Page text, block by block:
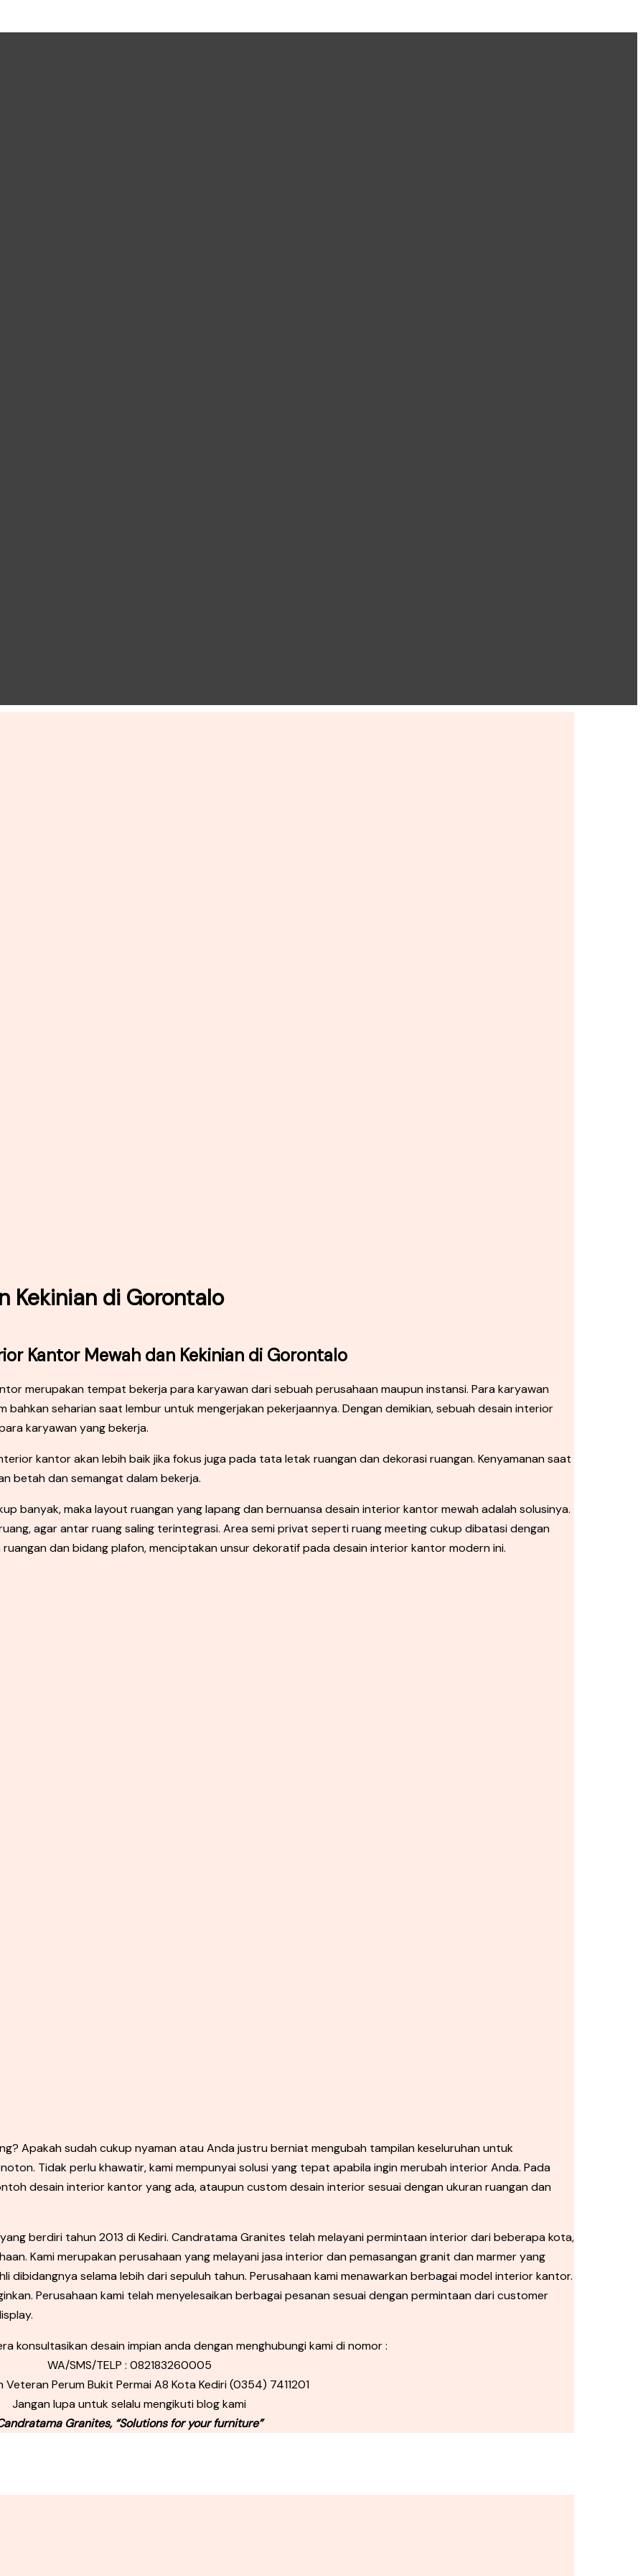
Kekinian di Gorontalo
Kantor Mewah dan Kekinian di Gorontalo
merupakan tempat bekerja para karyawan dari sebuah perusahaan maupun instansi. Para karyawan
seharian saat lembur untuk mengerjakan pekerjaannya. Dengan demikian, sebuah desain interior
karyawan yang bekerja.
kantor akan lebih baik jika fokus juga pada tata letak ruangan dan dekorasi ruangan. Kenyamanan saat
betah dan semangat dalam bekerja.
banyak, maka layout ruangan yang lapang dan bernuansa desain interior kantor mewah adalah solusinya.
agar antar ruang saling terintegrasi. Area semi privat seperti ruang meeting cukup dibatasi dengan
dan bidang plafon, menciptakan unsur dekoratif pada desain interior kantor modern ini.
Apakah sudah cukup nyaman atau Anda justru berniat mengubah tampilan keseluruhan untuk
Tidak perlu khawatir, kami mempunyai solusi yang tepat apabila ingin merubah interior Anda. Pada
desain interior kantor yang ada, ataupun custom desain interior sesuai dengan ukuran ruangan dan
berdiri tahun 2013 di Kediri. Candratama Granites telah melayani permintaan interior dari beberapa kota,
Kami merupakan perusahaan yang melayani jasa interior dan pemasangan granit dan marmer yang
dibidangnya selama lebih dari sepuluh tahun. Perusahaan kami menawarkan berbagai model interior kantor.
Perusahaan kami telah menyelesaikan berbagai pesanan sesuai dengan permintaan dari customer
konsultasikan desain impian anda dengan menghubungi kami di nomor :
WA/SMS/TELP : 082183260005
Veteran Perum Bukit Permai A8 Kota Kediri (0354) 7411201
Jangan lupa untuk selalu mengikuti blog kami
Granites, “Solutions for your furniture”